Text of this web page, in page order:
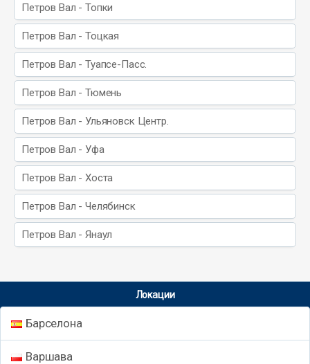
Петров Вал - Топки
Петров Вал - Тоцкая
Петров Вал - Туапсе-Пасс.
Петров Вал - Тюмень
Петров Вал - Ульяновск Центр.
Петров Вал - Уфа
Петров Вал - Хоста
Петров Вал - Челябинск
Петров Вал - Янаул
Локации
Барселона
Варшава